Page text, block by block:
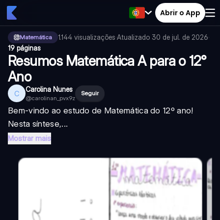
Abrir o App
Matemática 1.144 visualizações·Atualizado 30 de jul. de 2026·
19 páginas
Resumos Matemática A para o 12°
Ano
C Carolina Nunes
@carolinan_pvx9z
Seguir
Bem-vindo ao estudo de Matemática do 12º ano!
Nesta síntese,...
Mostrar mais